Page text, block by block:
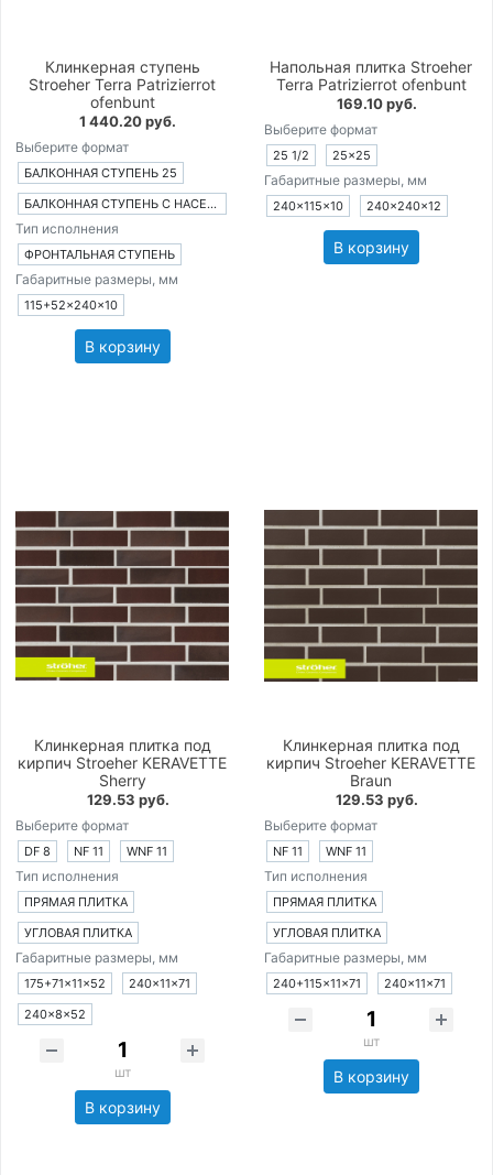
Клинкерная ступень
Stroeher Terra Patrizierrot
ofenbunt
1 440.20 руб.
Выберите формат
БАЛКОННАЯ СТУПЕНЬ 25
БАЛКОННАЯ СТУПЕНЬ С НАСЕЧКАМИ 25
Тип исполнения
ФРОНТАЛЬНАЯ СТУПЕНЬ
Габаритные размеры, мм
115+52×240×10
В корзину
Напольная плитка Stroeher
Terra Patrizierrot ofenbunt
169.10 руб.
Выберите формат
25 1/2 25×25
Габаритные размеры, мм
240×115×10 240×240×12
В корзину
Клинкерная плитка под
кирпич Stroeher KERAVETTE
Sherry
129.53 руб.
Выберите формат
DF 8 NF 11 WNF 11
Тип исполнения
ПРЯМАЯ ПЛИТКА
УГЛОВАЯ ПЛИТКА
Габаритные размеры, мм
175+71×11×52
240×11×71
240×8×52
шт
В корзину
Клинкерная плитка под
кирпич Stroeher KERAVETTE
Braun
129.53 руб.
Выберите формат
NF 11 WNF 11
Тип исполнения
ПРЯМАЯ ПЛИТКА
УГЛОВАЯ ПЛИТКА
Габаритные размеры, мм
240+115×11×71 240×11×71
шт
В корзину